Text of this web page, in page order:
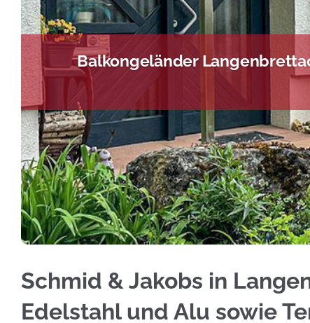
Balkongeländer
Vertrauen Sie auf Edelstahl Balkongeländer
Schmid & Jakobs in
Edelstahl und Alu sowie